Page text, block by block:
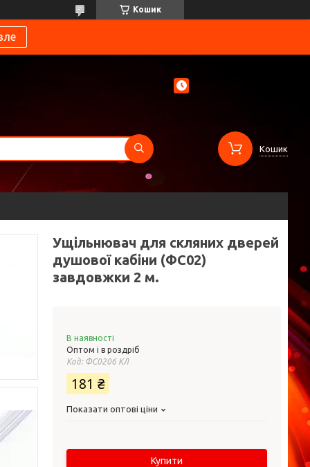
Кошик
Кошик
Ущільнювач для скляних дверей
душової кабіни (ФС02)
завдовжки 2 м.
В наявності
Оптом і в роздріб
Код: ФС0206 КЛ
181 ₴
Показати оптові ціни
Купити